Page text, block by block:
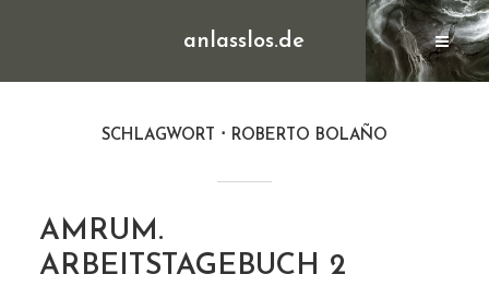
anlasslos.de
SCHLAGWORT ROBERTO BOLAÑO
AMRUM.
ARBEITSTAGEBUCH 2